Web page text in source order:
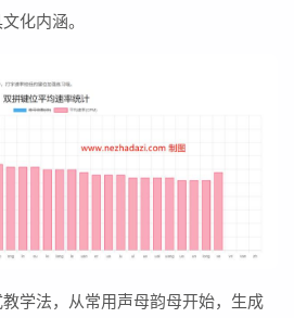
化内涵。
学法，从常用声母韵母开始，生成